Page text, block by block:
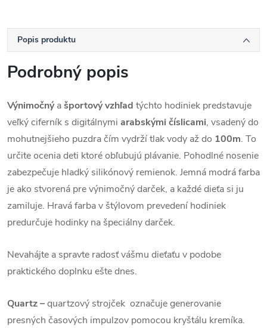
Popis produktu
Podrobný popis
Výnimočnýašportový vzhľad týchto hodiniek predstavuje
veľký ciferník s digitálnymi arabskými číslicami, vsadený do
mohutnejšieho puzdra čím vydrží tlak vody až do 100m. To
určite ocenia deti ktoré obľubujú plávanie. Pohodlné nosenie
zabezpečuje hladký silikónový remienok. Jemná modrá farba
je ako stvorená pre výnimočný darček, a každé dieťa si ju
zamiluje. Hravá farba v štýlovom prevedení hodiniek
predurčuje hodinky na špeciálny darček.
Nevahájte a spravte radosť vášmu dieťaťu v podobe
praktického doplnku ešte dnes.
Quartz –quartzový strojček označuje generovanie
presných časových impulzov pomocou kryštálu kremíka.